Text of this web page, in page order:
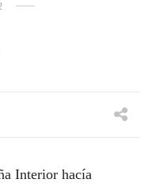
Interior hacía